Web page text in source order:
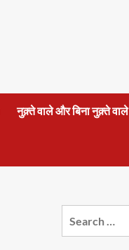
नुक़्ते वाले और बिना नुक़्ते वाले